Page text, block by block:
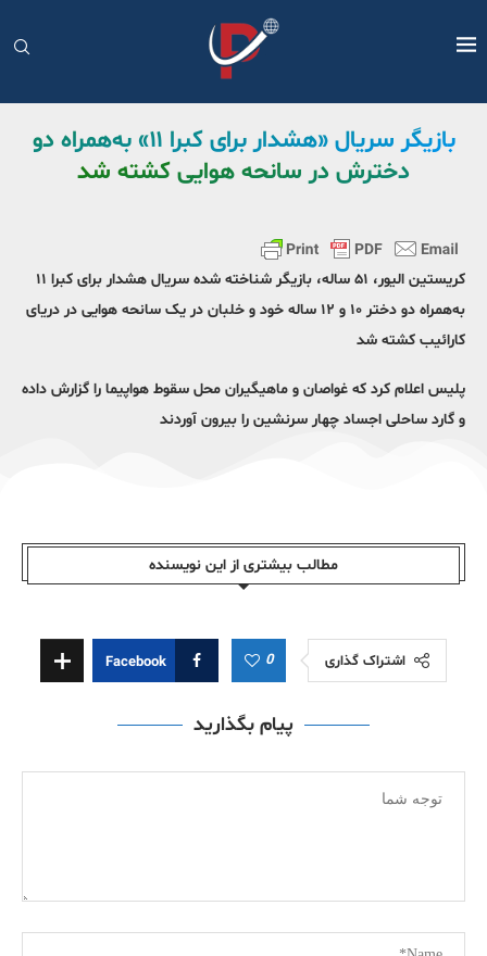
بازیگر سریال «هشدار برای کبرا ۱۱» به‌همراه دو
دخترش در سانحه هوایی کشته شد
کریستین الیور، ۵۱ ساله، بازیگر شناخته شده سریال هشدار برای کبرا ۱۱
به‌همراه دو دختر ۱۰ و ۱۲ ساله‌ خود و خلبان در یک سانحه هوایی در دریای
کارائیب کشته شد
پلیس اعلام کرد که غواصان و ماهیگیران محل سقوط هواپیما را گزارش داده
و گارد ساحلی اجساد چهار سرنشین را بیرون آوردند
مطالب بیشتری از این نویسندە
اشتراک گذاری 0
Facebook
پیام بگذارید